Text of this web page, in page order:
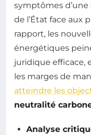
symptômes d’une
de l’État face aux
rapport, les
énergétiques
juridique efficace,
les marges de
atteindre les
neutralité
Analyse